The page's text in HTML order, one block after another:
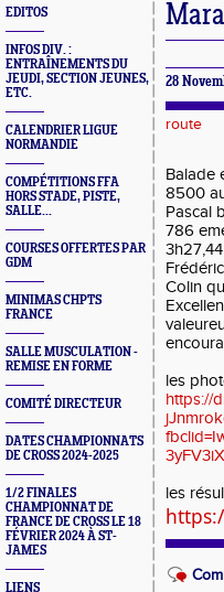
EDITOS
INFOS DIV. :
ENTRAÎNEMENTS DU
JEUDI, SECTION JEUNES,
ETC.
CALENDRIER LIGUE
NORMANDIE
COMPÉTITIONS FFA
HORS STADE, PISTE,
SALLE...
COURSES OFFERTES PAR
GDM
MINIMAS CHPTS
FRANCE
SALLE MUSCULATION -
REMISE EN FORME
COMITÉ DIRECTEUR
DATES CHAMPIONNATS
DE CROSS 2024-2025
1/2 FINALES
CHAMPIONNAT DE
FRANCE DE CROSS LE 18
FÉVRIER 2024 À ST-
JAMES
LIENS
28
route
Balade
8500
Pascal
786
Colin
les
https://
les